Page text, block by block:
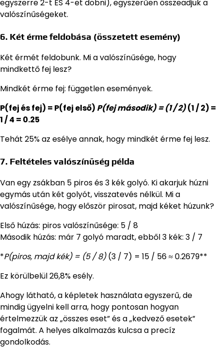
egyszerre 2-t ÉS 4-et dobni), egyszerűen összeadjuk a
valószínűségeket.
6. Két érme feldobása (összetett esemény)
Két érmét feldobunk. Mi a valószínűsége, hogy
mindkettő fej lesz?
Mindkét érme fej: független események.
P(fej és fej) = P(fej első) P(fej második) = (1 / 2)(1 / 2) =
1 / 4 = 0.25
Tehát 25% az esélye annak, hogy mindkét érme fej lesz.
7. Feltételes valószínűség példa
Van egy zsákban 5 piros és 3 kék golyó. Ki akarjuk húzni
egymás után két golyót, visszatevés nélkül. Mi a
valószínűsége, hogy először pirosat, majd kéket húzunk?
Első húzás: piros valószínűsége: 5 / 8
Második húzás: már 7 golyó maradt, ebből 3 kék: 3 / 7
*P(piros, majd kék) = (5 / 8)(3 / 7) = 15 / 56 ≈ 0.2679**
Ez körülbelül 26,8% esély.
Ahogy látható, a képletek használata egyszerű, de
mindig ügyelni kell arra, hogy pontosan hogyan
értelmezzük az „összes eset” és a „kedvező esetek”
fogalmát. A helyes alkalmazás kulcsa a precíz
gondolkodás.